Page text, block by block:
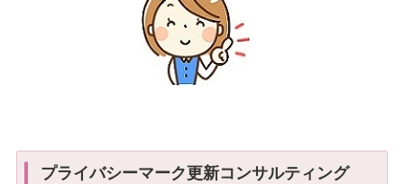
プライバシーマーク更新コンサルティング